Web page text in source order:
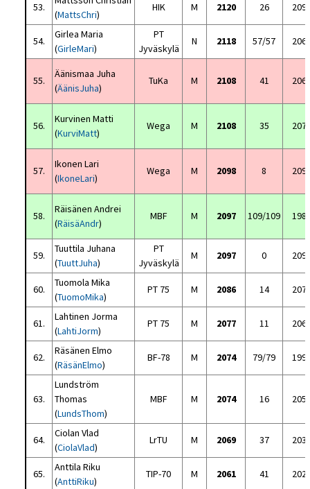
53.
(MattsChri)
HIK M 2120 26
54.
Girlea Maria
(GirleMari)
PT
Jyväskylä
N 2118 57/57
55.
Äänismaa Juha
(ÄänisJuha)
TuKa M 2108 41
56.
Kurvinen Matti
(KurviMatt)
Wega M 2108 35
57.
Ikonen Lari
(IkoneLari)
Wega M 2098 8
58.
Räisänen Andrei
(RäisäAndr)
MBF M 2097 109/109
59.
Tuuttila Juhana
(TuuttJuha)
PT
Jyväskylä
M 2097 0
60.
Tuomola Mika
(TuomoMika)
PT 75 M 2086 14
61.
Lahtinen Jorma
(LahtiJorm)
PT 75 M 2077 11
62.
Räsänen Elmo
(RäsänElmo)
BF-78 M 2074 79/79
63.
Lundström
Thomas
(LundsThom)
MBF M 2074 16
64.
Ciolan Vlad
(CiolaVlad)
LrTU M 2069 37
65.
Anttila Riku
(AnttiRiku)
TIP-70 M 2061 41